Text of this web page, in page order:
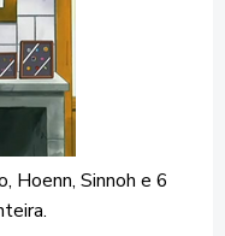
Hoenn, Sinnoh e 6